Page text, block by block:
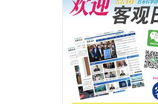
固定酶，成功提高光合作用能力
科学研究
藤田医科大学等成功鉴定出非结
生存的必需基因，首次揭示该
因菌株而异
经济・社会
【AI法下篇】如何应对AI的不
央大学平野晋教授专访
科学研究
【JST事业成果】开发低成本与
AI处理器
政策
日本科研费增设国际共同研究
泷川 进